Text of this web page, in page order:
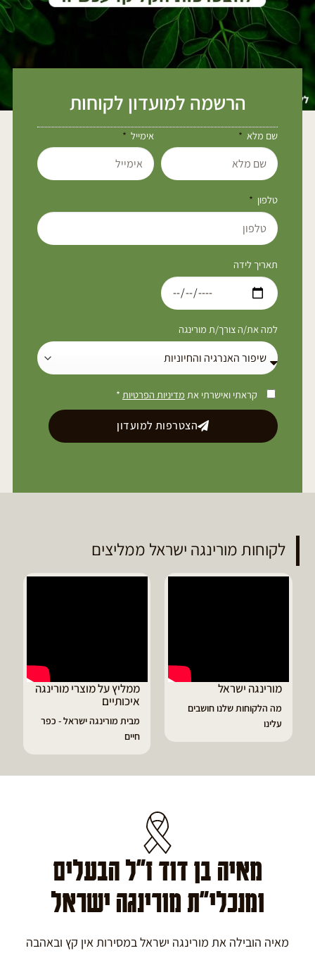
הרשמה למועדון לקוחות
שם מלא אימייל
טלפון
תאריך לידה
למה את/ה צורך/ת מורינגה
קראתי ואישרתי את מדיניות הפרטיות *
הצטרפות למועדון
לקוחות מורינגה ישראל ממליצים
ממליץ על מוצרי מורינגה
איכותיים
דיוויד ממליץ על טבליות
מורינגה
הפסקתי לסבול מהתקפי
מאיה בן דוד ז"ל הבעלים
ומנכלי"ת מורינגה ישראל
מאיה הובילה את מורינגה ישראל במסירות אין קץ ובאהבה